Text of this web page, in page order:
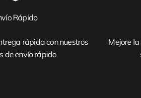
Rápido
rápida con nuestros
de envío rápido
Mejore